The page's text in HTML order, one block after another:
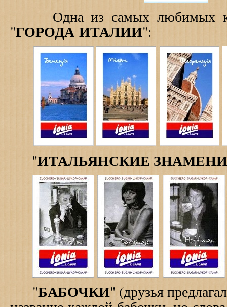
Одна из самых любимых
"ГОРОДА ИТАЛИИ":
"ИТАЛЬЯНСКИЕ
"БАБОЧКИ" (друзья